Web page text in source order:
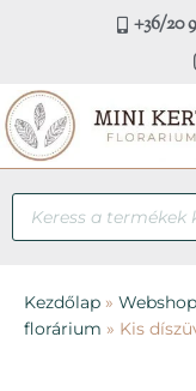
+36/20
Products
search
Kezdőlap » Webshop
florárium » Kis